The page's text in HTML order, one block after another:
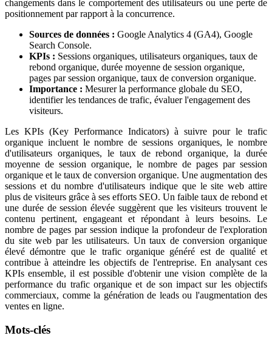
changements dans le comportement des utilisateurs ou une perte de
positionnement par rapport à la concurrence.
Sources de données : Google Analytics 4 (GA4), Google
Search Console.
KPIs : Sessions organiques, utilisateurs organiques, taux de
rebond organique, durée moyenne de session organique,
pages par session organique, taux de conversion organique.
Importance : Mesurer la performance globale du SEO,
identifier les tendances de trafic, évaluer l'engagement des
visiteurs.
Les KPIs (Key Performance Indicators) à suivre pour le trafic
organique incluent le nombre de sessions organiques, le nombre
d'utilisateurs organiques, le taux de rebond organique, la durée
moyenne de session organique, le nombre de pages par session
organique et le taux de conversion organique. Une augmentation des
sessions et du nombre d'utilisateurs indique que le site web attire
plus de visiteurs grâce à ses efforts SEO. Un faible taux de rebond et
une durée de session élevée suggèrent que les visiteurs trouvent le
contenu pertinent, engageant et répondant à leurs besoins. Le
nombre de pages par session indique la profondeur de l'exploration
du site web par les utilisateurs. Un taux de conversion organique
élevé démontre que le trafic organique généré est de qualité et
contribue à atteindre les objectifs de l'entreprise. En analysant ces
KPIs ensemble, il est possible d'obtenir une vision complète de la
performance du trafic organique et de son impact sur les objectifs
commerciaux, comme la génération de leads ou l'augmentation des
ventes en ligne.
Mots-clés